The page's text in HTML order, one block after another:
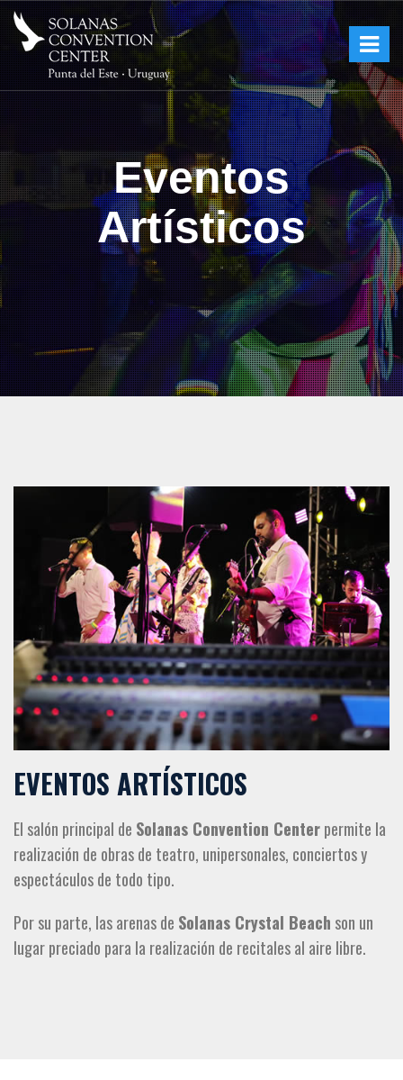
Eventos
Artísticos
EVENTOS ARTÍSTICOS
El salón principal de Solanas Convention Centerpermite la
realización de obras de teatro, unipersonales, conciertos y
espectáculos de todo tipo.
Por su parte, las arenas de Solanas Crystal Beach son un
lugar preciado para la realización de recitales al aire libre.